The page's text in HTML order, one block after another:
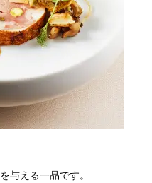
与える一品です。